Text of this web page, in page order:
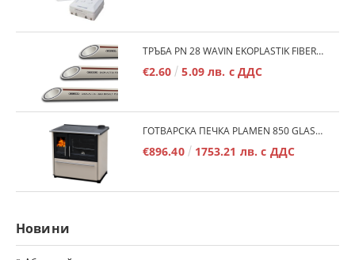
ТРЪБА PN 28 WAVIN EKOPLASTIK FIBER BASALT PLUS - 3М/БР.
€2.60 5.09 лв. с ДДС
ГОТВАРСКА ПЕЧКА PLAMEN 850 GLAS 11KW
€896.40 1753.21 лв. с ДДС
Новини